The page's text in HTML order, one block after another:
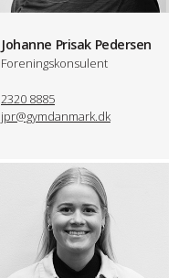
Johanne Prisak Pedersen
Foreningskonsulent
2320 8885
jpr@gymdanmark.dk